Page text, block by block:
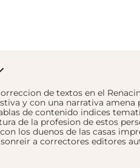
de textos en el
y con una narrativa
de contenido indices
de la profesion de estos
los duenos de las casas
a correctores editores